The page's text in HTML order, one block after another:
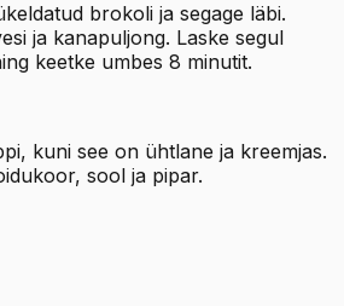
brokoli ja segage läbi.
ja kanapuljong. Laske segul
keetke umbes 8 minutit.
kuni see on ühtlane ja kreemjas.
sool ja pipar.